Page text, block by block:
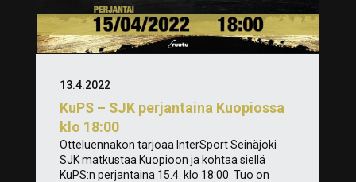
KuPS – SJK perjantaina Kuopiossa
klo 18:00
13.4.2022
Otteluennakon tarjoaa InterSport Seinäjoki
SJK matkustaa Kuopioon ja kohtaa siellä
KuPS:n perjantaina 15.4. klo 18:00. Tuo on